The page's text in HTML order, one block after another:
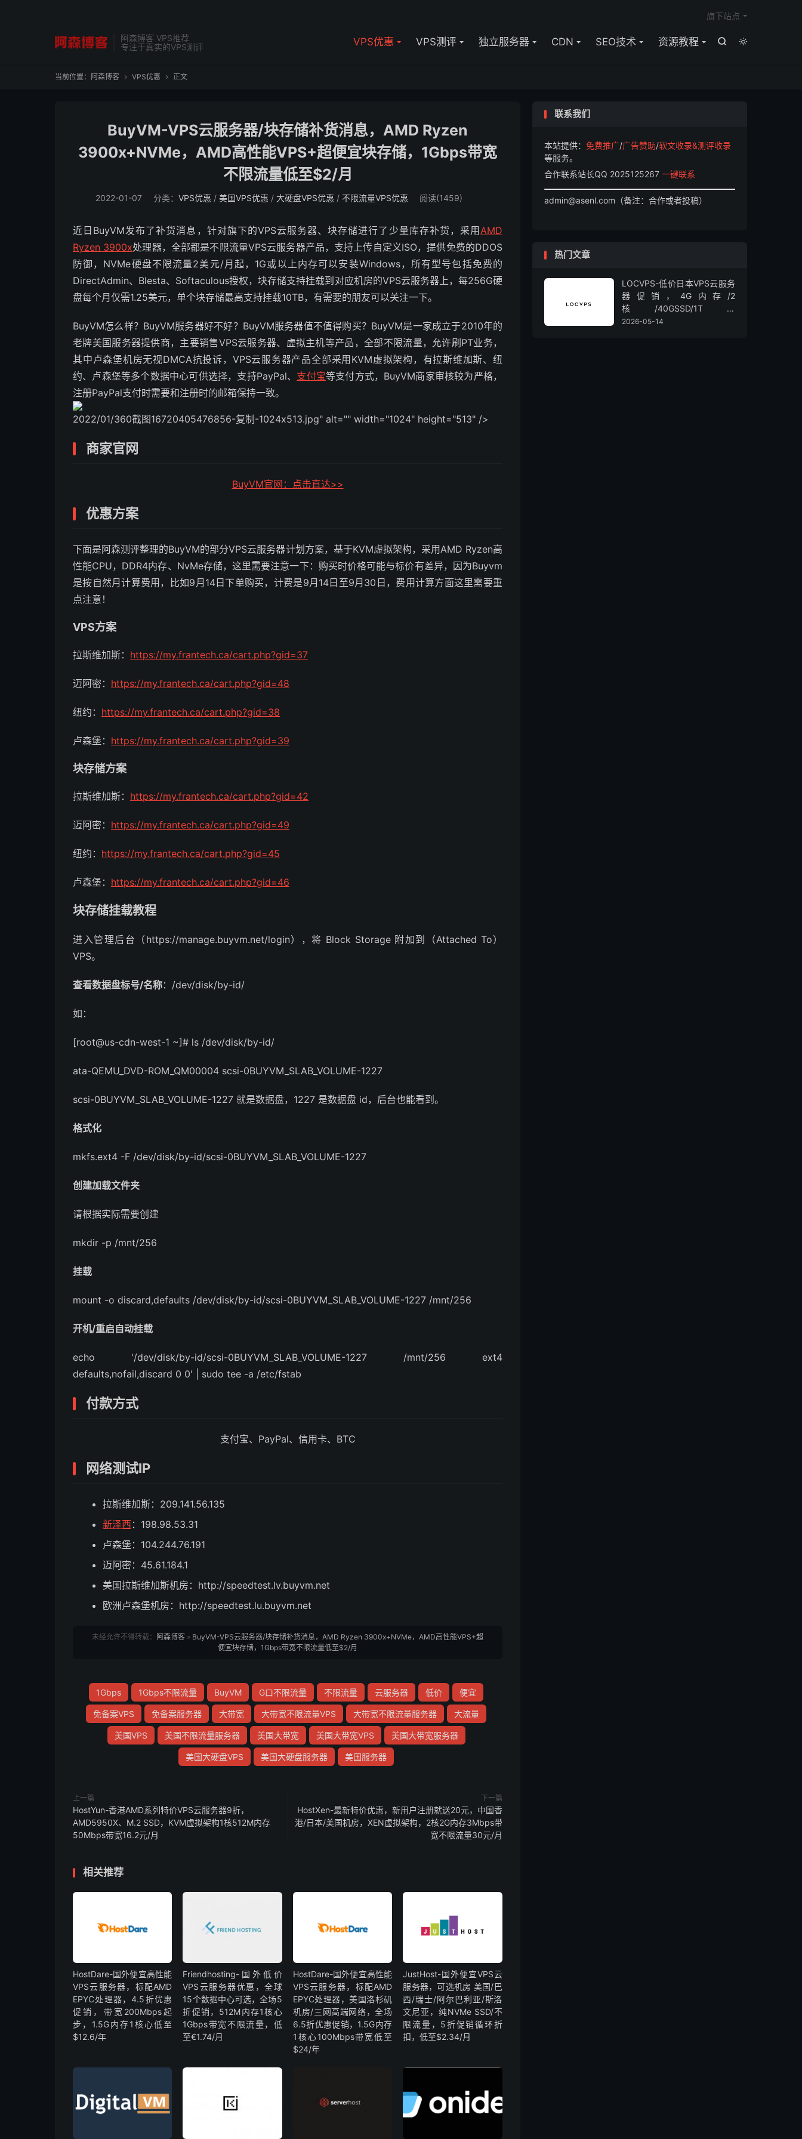
阿森博客 VPS推荐
专注于真实的VPS测评


VPS优惠 VPS测评 独立服务器 CDN SEO技术 资源教程
旗下站点
当前位置： 阿森博客  VPS优惠  正文
BuyVM-VPS云服务器/块存储补货消息，AMD Ryzen
3900x+NVMe，AMD高性能VPS+超便宜块存储，1Gbps带宽
不限流量低至$2/月
2022-01-07 分类： VPS优惠 / 美国VPS优惠 / 大硬盘VPS优惠 / 不限流量VPS优惠 阅读(1459)
近日BuyVM发布了补货消息，针对旗下的VPS云服务器、块存储进行了少量库存补货，采用 AMD
Ryzen 3900x处理器，全部都是不限流量VPS云服务器产品，支持上传自定义ISO，提供免费的DDOS
防御，NVMe硬盘不限流量2美元/月起，1G或以上内存可以安装Windows，所有型号包括免费的
DirectAdmin、Blesta、Softaculous授权，块存储支持挂载到对应机房的VPS云服务器上，每256G硬
盘每个月仅需1.25美元，单个块存储最高支持挂载10TB，有需要的朋友可以关注一下。
BuyVM怎么样？BuyVM服务器好不好？BuyVM服务器值不值得购买？BuyVM是一家成立于2010年的
老牌美国服务器提供商，主要销售VPS云服务器、虚拟主机等产品，全部不限流量，允许刷PT业务，
其中卢森堡机房无视DMCA抗投诉，VPS云服务器产品全部采用KVM虚拟架构，有拉斯维加斯、纽
约、卢森堡等多个数据中心可供选择，支持PayPal、 支付宝等支付方式，BuyVM商家审核较为严格，
注册PayPal支付时需要和注册时的邮箱保持一致。
2022/01/360截图16720405476856-复制-1024x513.jpg" alt="" width="1024" height="513" />
商家官网
BuyVM官网：点击直达>>
优惠方案
下面是阿森测评整理的BuyVM的部分VPS云服务器计划方案，基于KVM虚拟架构，采用AMD Ryzen高
性能CPU，DDR4内存、NvMe存储，这里需要注意一下：购买时价格可能与标价有差异，因为Buyvm
是按自然月计算费用，比如9月14日下单购买，计费是9月14日至9月30日，费用计算方面这里需要重
点注意！
VPS方案
拉斯维加斯： https://my.frantech.ca/cart.php?gid=37
迈阿密： https://my.frantech.ca/cart.php?gid=48
纽约： https://my.frantech.ca/cart.php?gid=38
卢森堡： https://my.frantech.ca/cart.php?gid=39
块存储方案
拉斯维加斯： https://my.frantech.ca/cart.php?gid=42
迈阿密： https://my.frantech.ca/cart.php?gid=49
纽约： https://my.frantech.ca/cart.php?gid=45
卢森堡： https://my.frantech.ca/cart.php?gid=46
块存储挂载教程
进入管理后台（https://manage.buyvm.net/login），将 Block Storage 附加到（Attached To）
VPS。
查看数据盘标号/名称：/dev/disk/by-id/
如：
[root@us-cdn-west-1 ~]# ls /dev/disk/by-id/
ata-QEMU_DVD-ROM_QM00004 scsi-0BUYVM_SLAB_VOLUME-1227
scsi-0BUYVM_SLAB_VOLUME-1227 就是数据盘，1227 是数据盘 id，后台也能看到。
格式化
mkfs.ext4 -F /dev/disk/by-id/scsi-0BUYVM_SLAB_VOLUME-1227
创建加载文件夹
请根据实际需要创建
mkdir -p /mnt/256
挂载
mount -o discard,defaults /dev/disk/by-id/scsi-0BUYVM_SLAB_VOLUME-1227 /mnt/256
开机/重启自动挂载
echo '/dev/disk/by-id/scsi-0BUYVM_SLAB_VOLUME-1227 /mnt/256 ext4
defaults,nofail,discard 0 0' | sudo tee -a /etc/fstab
付款方式
支付宝、PayPal、信用卡、BTC
网络测试IP
拉斯维加斯：209.141.56.135
新泽西 ：198.98.53.31
卢森堡：104.244.76.191
迈阿密：45.61.184.1
美国拉斯维加斯机房：http://speedtest.lv.buyvm.net
欧洲卢森堡机房：http://speedtest.lu.buyvm.net
未经允许不得转载： 阿森博客 » BuyVM-VPS云服务器/块存储补货消息，AMD Ryzen 3900x+NVMe，AMD高性能VPS+超
便宜块存储，1Gbps带宽不限流量低至$2/月
1Gbps 1Gbps不限流量 BuyVM G口不限流量 不限流量 云服务器 低价 便宜
免备案VPS 免备案服务器 大带宽 大带宽不限流量VPS 大带宽不限流量服务器 大流量
美国VPS 美国不限流量服务器 美国大带宽 美国大带宽VPS 美国大带宽服务器
美国大硬盘VPS 美国大硬盘服务器 美国服务器
上一篇
HostYun-香港AMD系列特价VPS云服务器9折，
AMD5950X、M.2 SSD，KVM虚拟架构1核512M内存
50Mbps带宽16.2元/月
下一篇
HostXen-最新特价优惠，新用户注册就送20元，中国香
港/日本/美国机房，XEN虚拟架构，2核2G内存3Mbps带
宽不限流量30元/月
相关推荐
HostDare-国外便宜高性能
VPS云服务器，标配AMD
EPYC处理器，4.5折优惠
促销，带宽200Mbps起
步，1.5G内存1核心低至
$12.6/年
Friendhosting-国外低价
VPS云服务器优惠，全球
15个数据中心可选，全场5
折促销，512M内存1核心
1Gbps带宽不限流量，低
至€1.74/月
HostDare-国外便宜高性能
VPS云服务器，标配AMD
EPYC处理器，美国洛杉矶
机房/三网高端网络，全场
6.5折优惠促销，1.5G内存
1核心100Mbps带宽低至
$24/年
JustHost-国外便宜VPS云
服务器，可选机房 美国/巴
西/瑞士/阿尔巴利亚/斯洛
文尼亚，纯NVMe SSD/不
限流量，5折促销循环折
扣，低至$2.34/月
联系我们
本站提供： 免费推广/广告赞助/软文收录&测评收录
等服务。
合作联系站长QQ 2025125267 一键联系
admin@asenl.com（备注：合作或者投稿）
热门文章
LOCVPS-低价日本VPS云服务
器促销，4G内存/2
核/40GSSD/1T流
量/450Mbps带宽，低至36元/
2026-05-14